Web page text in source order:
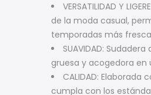
VERSATILIDAD Y
de la moda casual,
temporadas más
SUAVIDAD:
gruesa y acogedora en
CALIDAD:
cumpla con los